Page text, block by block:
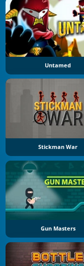
Untamed
Stickman War
Gun Masters